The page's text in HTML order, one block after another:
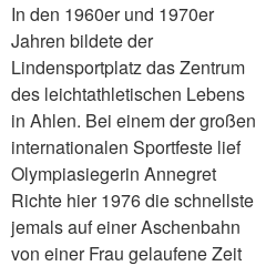
In den 1960er und 1970er
Jahren bildete der
Lindensportplatz das Zentrum
des leichtathletischen Lebens
in Ahlen. Bei einem der großen
internationalen Sportfeste lief
Olympiasiegerin Annegret
Richte hier 1976 die schnellste
jemals auf einer Aschenbahn
von einer Frau gelaufene Zeit